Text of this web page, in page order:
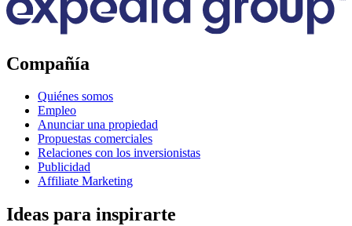
Compañía
Quiénes somos
Empleo
Anunciar una propiedad
Propuestas comerciales
Relaciones con los inversionistas
Publicidad
Affiliate Marketing
Ideas para inspirarte